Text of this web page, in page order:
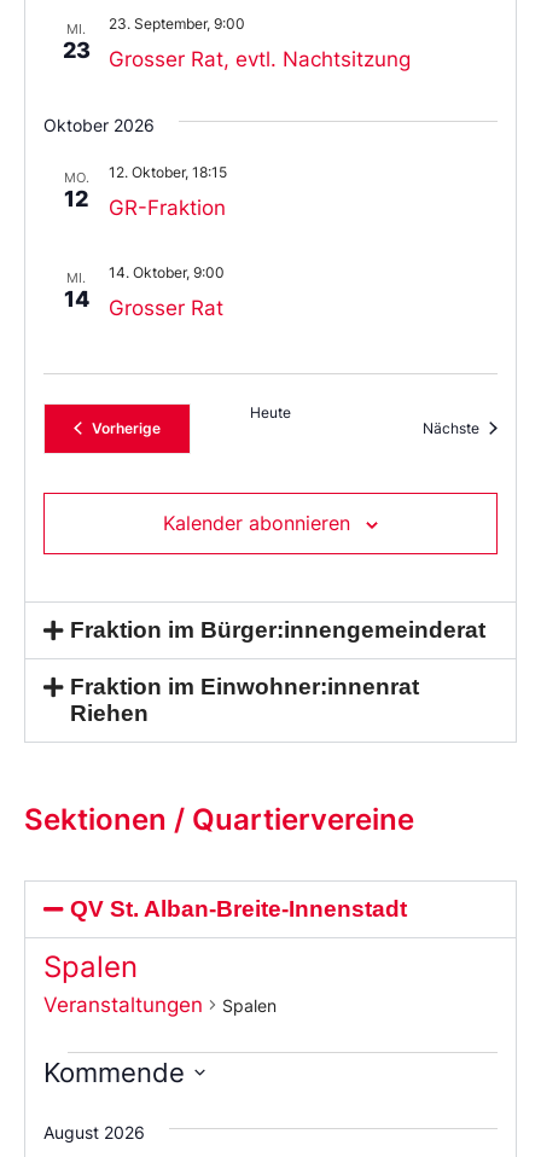
MI.
23 Grosser Rat, evtl. Nachtsitzung
23. September, 9:00
Oktober 2026
MO.
12 GR-Fraktion
12. Oktober, 18:15
MI.
14 Grosser Rat
14. Oktober, 9:00
VorherigeVeranstaltungen
Heute
Nächste
Kalender abonnieren
Fraktion im Bürger:innengemeinderat
Fraktion im Einwohner:innenrat
Riehen
Sektionen / Quartiervereine
QV St. Alban-Breite-Innenstadt
Spalen
Veranstaltungen Spalen
Kommende
Sie
das
August 2026